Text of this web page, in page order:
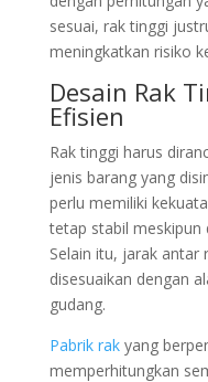
sesuai, rak tinggi
meningkatkan risiko
Desain Rak
Efisien
Rak tinggi harus
jenis barang yang
perlu memiliki
tetap stabil meskipun
Selain itu, jarak antar
disesuaikan dengan
gudang.
Pabrik rakyang
memperhitungkan